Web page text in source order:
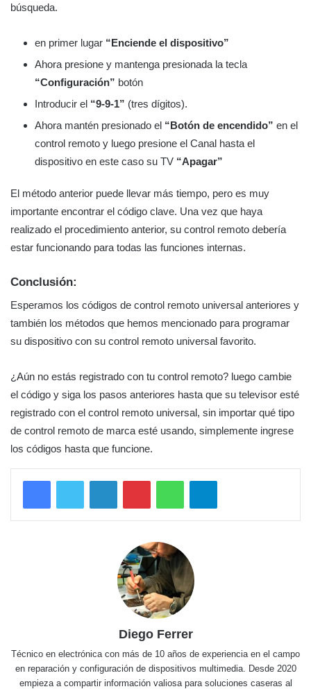
búsqueda.
en primer lugar “Enciende el dispositivo”
Ahora presione y mantenga presionada la tecla
“Configuración” botón
Introducir el “9-9-1” (tres dígitos).
Ahora mantén presionado el “Botón de encendido” en el
control remoto y luego presione el Canal hasta el
dispositivo en este caso su TV “Apagar”
El método anterior puede llevar más tiempo, pero es muy
importante encontrar el código clave. Una vez que haya
realizado el procedimiento anterior, su control remoto debería
estar funcionando para todas las funciones internas.
Conclusión:
Esperamos los códigos de control remoto universal anteriores y
también los métodos que hemos mencionado para programar
su dispositivo con su control remoto universal favorito.
¿Aún no estás registrado con tu control remoto? luego cambie
el código y siga los pasos anteriores hasta que su televisor esté
registrado con el control remoto universal, sin importar qué tipo
de control remoto de marca esté usando, simplemente ingrese
los códigos hasta que funcione.
LinkedInPinterestWhatsAppTelegram
Diego Ferrer
Técnico en electrónica con más de 10 años de experiencia en el campo
en reparación y configuración de dispositivos multimedia. Desde 2020
empieza a compartir información valiosa para soluciones caseras al